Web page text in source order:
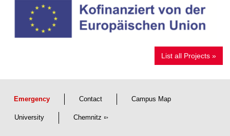
List all Projects »
Emergency Contact Campus Map
University Chemnitz